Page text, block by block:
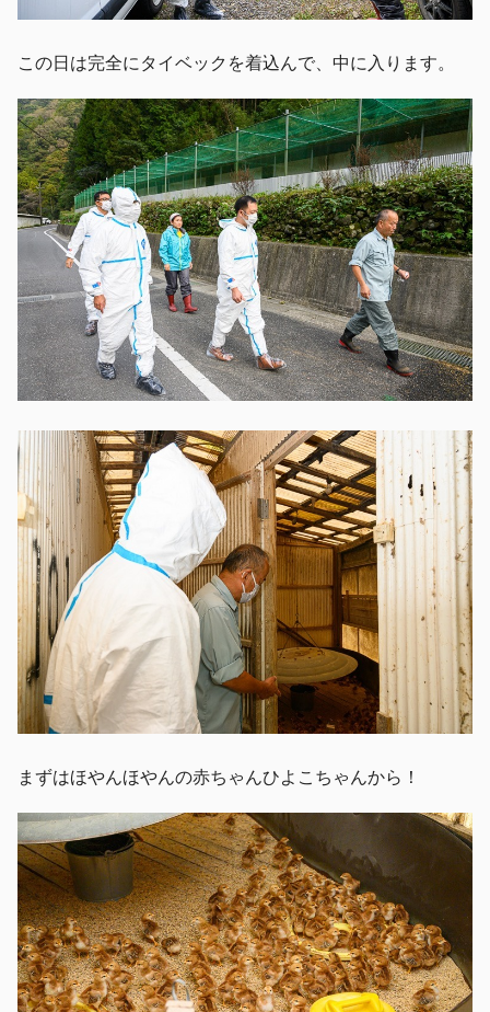
この日は完全にタイベックを着込んで、中に入ります。
まずはほやんほやんの赤ちゃんひよこちゃんから！